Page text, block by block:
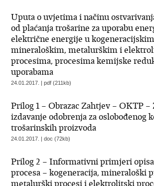
Uputa o uvjetima i načinu
od plaćanja trošarine za uporabu
električne energije u
mineraloškim, metalurškim i
procesima, procesima kemijske
uporabama
24.01.2017. | pdf (211kb)
Prilog 1 – Obrazac Zahtjev – OKTP –
izdavanje odobrenja za oslobođenog
trošarinskih proizvoda
24.01.2017. | doc (72kb)
Prilog 2 – Informativni primjeri
procesa – kogeneracija, mineraloški
metalurški procesi i elektrolitski